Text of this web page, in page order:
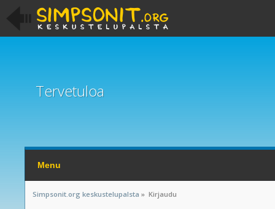
Tervetuloa
Menu
Simpsonit.org keskustelupalsta » Kirjaudu